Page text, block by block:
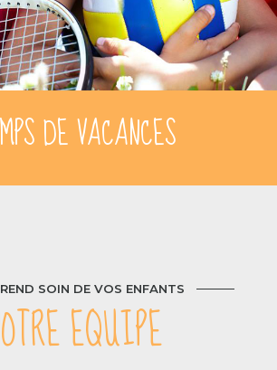
DE VACANCES
SOIN DE VOS ENFANTS
EQUIPE